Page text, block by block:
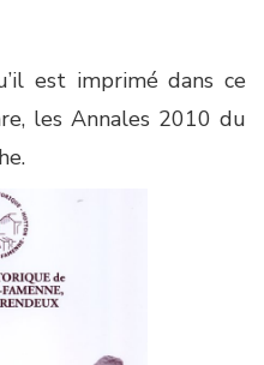
est imprimé dans ce
les Annales 2010 du